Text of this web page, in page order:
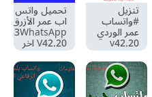
تنزيل
#واتساب
عمر الوردي
v42.20
تحديث
جديد 2023
تحميل واتس
اب عمر الأزرق
OB3WhatsApp
V42.20 اخر
تحديث ضد
الحظر 2023